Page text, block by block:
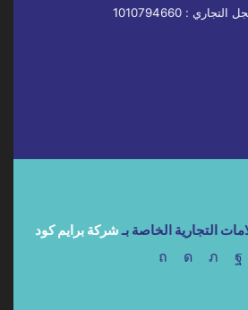
: 1010794660
التجارية الخاصة بـ شركة برايم كود
Facebook
Twitter
Instagram
Pinterest